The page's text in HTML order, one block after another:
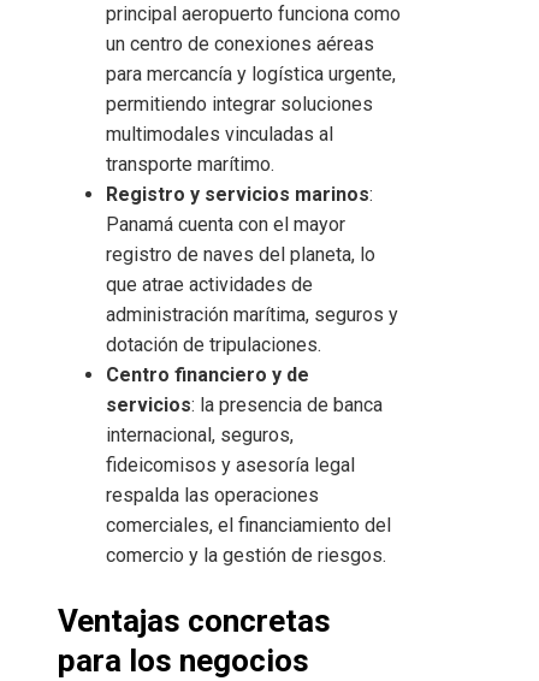
principal aeropuerto funciona como
un centro de conexiones aéreas
para mercancía y logística urgente,
permitiendo integrar soluciones
multimodales vinculadas al
transporte marítimo.
Registro y servicios marinos:
Panamá cuenta con el mayor
registro de naves del planeta, lo
que atrae actividades de
administración marítima, seguros y
dotación de tripulaciones.
Centro financiero y de
servicios: la presencia de banca
internacional, seguros,
fideicomisos y asesoría legal
respalda las operaciones
comerciales, el financiamiento del
comercio y la gestión de riesgos.
Ventajas concretas
para los negocios